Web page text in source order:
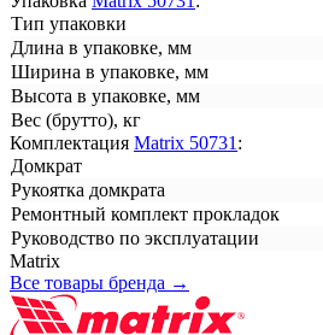
Тип упаковки
Длина в упаковке, мм
Ширина в упаковке, мм
Высота в упаковке, мм
Вес (брутто), кг
Комплектация Matrix 50731 :
Домкрат
Рукоятка домкрата
Ремонтный комплект прокладок
Руководство по эксплуатации
Matrix
Все товары бренда →